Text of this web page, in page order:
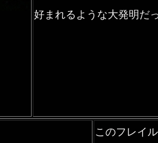
好まれるような大発明だ
このフレイ